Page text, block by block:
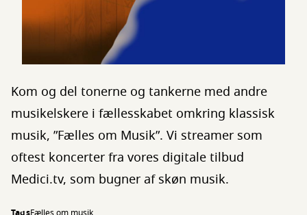
Kom og del tonerne og tankerne med andre
musikelskere i fællesskabet omkring klassisk
musik, ”Fælles om Musik”. Vi streamer som
oftest koncerter fra vores digitale tilbud
Medici.tv, som bugner af skøn musik.